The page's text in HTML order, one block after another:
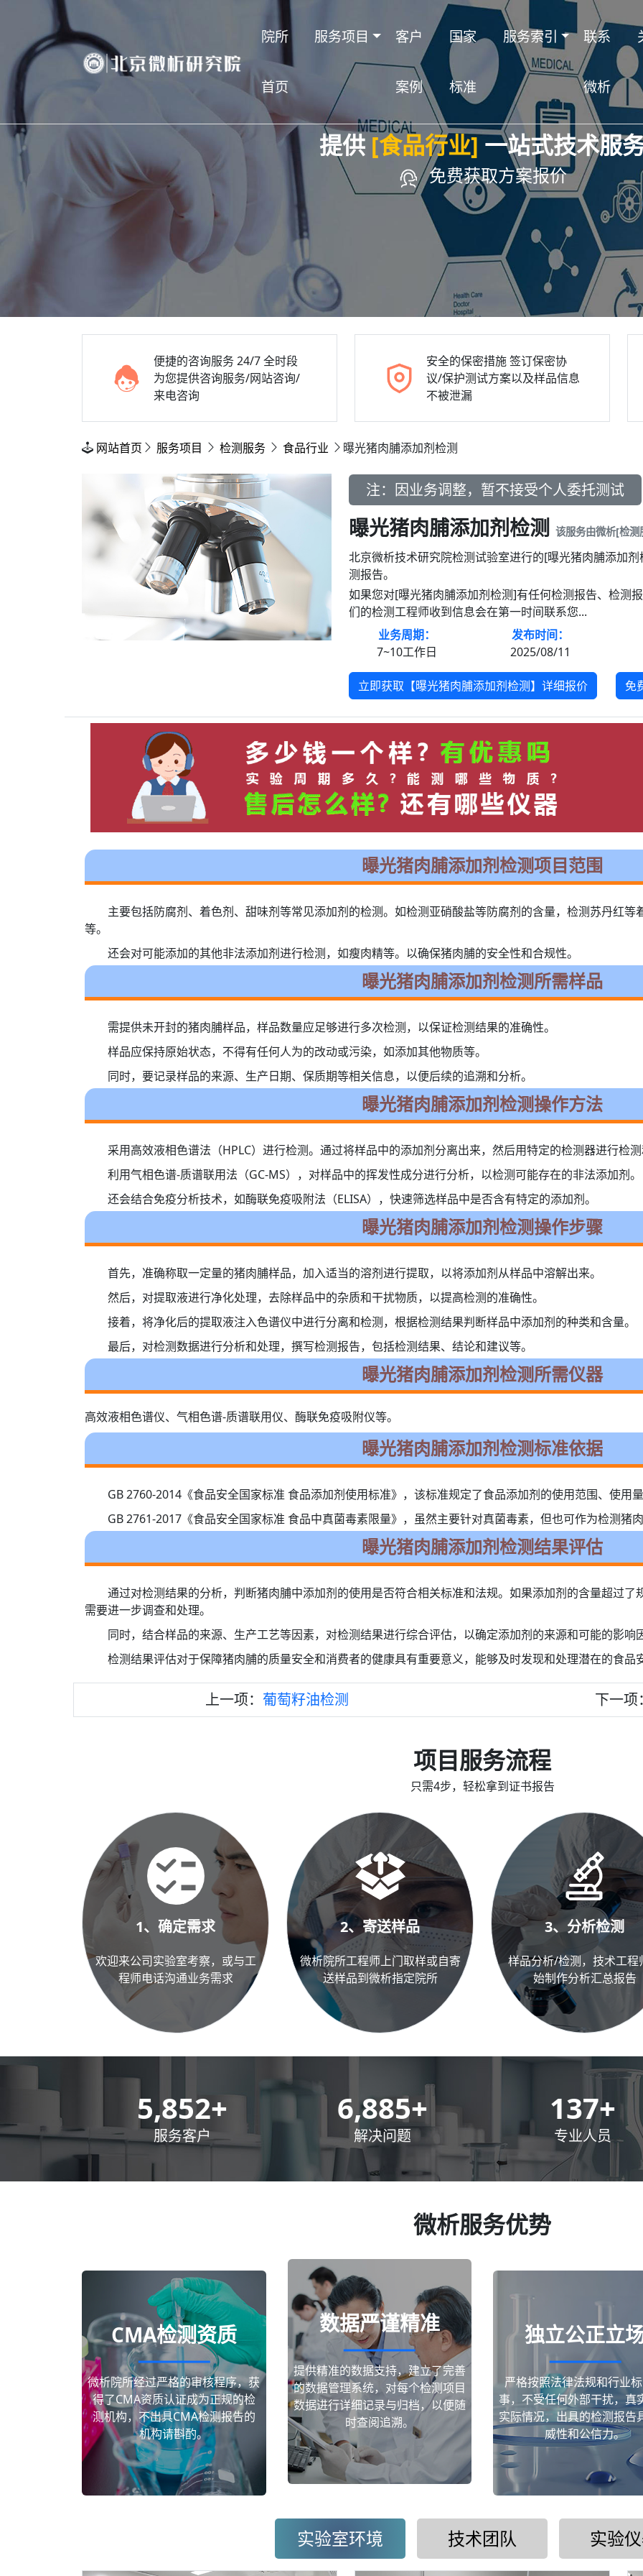
院所
首页
服务项目 客户
案例
国家
标准
服务索引 联系
微析
提供 [食品行业]一站式技术服
免费获取方案报价
便捷的咨询服务24/7 全时段
为您提供咨询服务/网站咨询/
来电咨询
安全的保密措施签订保密协
议/保护测试方案以及样品信息
不被泄漏
网站首页 服务项目 检测服务 食品行业 曝光猪肉脯添加剂检测
注：因业务调整，暂不接受个人委托测试
曝光猪肉脯添加剂检测 该服务由微析[检
北京微析技术研究院检测试验室进行的[曝光猪肉脯添加
测报告。
如果您对[曝光猪肉脯添加剂检测]有任何检测报告、检测
们的检测工程师收到信息会在第一时间联系您...
业务周期：
7~10工作日
发布时间：
2025/08/11
立即获取【曝光猪肉脯添加剂检测】详细报价 免
曝光猪肉脯添加剂检测项目范围
主要包括防腐剂、着色剂、甜味剂等常见添加剂的检测。如检测亚硝酸盐等防腐剂的含量，检测苏丹红
等。
还会对可能添加的其他非法添加剂进行检测，如瘦肉精等。以确保猪肉脯的安全性和合规性。
曝光猪肉脯添加剂检测所需样品
需提供未开封的猪肉脯样品，样品数量应足够进行多次检测，以保证检测结果的准确性。
样品应保持原始状态，不得有任何人为的改动或污染，如添加其他物质等。
同时，要记录样品的来源、生产日期、保质期等相关信息，以便后续的追溯和分析。
曝光猪肉脯添加剂检测操作方法
采用高效液相色谱法（HPLC）进行检测。通过将样品中的添加剂分离出来，然后用特定的检测器进行检
利用气相色谱-质谱联用法（GC-MS），对样品中的挥发性成分进行分析，以检测可能存在的非法添加剂。
还会结合免疫分析技术，如酶联免疫吸附法（ELISA），快速筛选样品中是否含有特定的添加剂。
曝光猪肉脯添加剂检测操作步骤
首先，准确称取一定量的猪肉脯样品，加入适当的溶剂进行提取，以将添加剂从样品中溶解出来。
然后，对提取液进行净化处理，去除样品中的杂质和干扰物质，以提高检测的准确性。
接着，将净化后的提取液注入色谱仪中进行分离和检测，根据检测结果判断样品中添加剂的种类和含量。
最后，对检测数据进行分析和处理，撰写检测报告，包括检测结果、结论和建议等。
曝光猪肉脯添加剂检测所需仪器
高效液相色谱仪、气相色谱-质谱联用仪、酶联免疫吸附仪等。
曝光猪肉脯添加剂检测标准依据
GB 2760-2014《食品安全国家标准 食品添加剂使用标准》，该标准规定了食品添加剂的使用范围、使用
GB 2761-2017《食品安全国家标准 食品中真菌毒素限量》，虽然主要针对真菌毒素，但也可作为检测猪
曝光猪肉脯添加剂检测结果评估
通过对检测结果的分析，判断猪肉脯中添加剂的使用是否符合相关标准和法规。如果添加剂的含量超过
需要进一步调查和处理。
同时，结合样品的来源、生产工艺等因素，对检测结果进行综合评估，以确定添加剂的来源和可能的影响
检测结果评估对于保障猪肉脯的质量安全和消费者的健康具有重要意义，能够及时发现和处理潜在的食品
上一项： 葡萄籽油检测 下一项
项目服务流程
只需4步，轻松拿到证书报告
1、确定需求
欢迎来公司实验室考察，或与工
程师电话沟通业务需求
2、寄送样品
微析院所工程师上门取样或自寄
送样品到微析指定院所
3、分析检测
样品分析/检测，技术工程
始制作分析汇总报告
8,500+
服务客户
10,000+
解决问题
200+
专业人员
微析服务优势
CMA检测资质
微析院所经过严格的审核程序，获
得了CMA资质认证成为正规的检
测机构，不出具CMA检测报告的
机构请斟酌。
数据严谨精准
提供精准的数据支持，建立了完善
的数据管理系统，对每个检测项目
数据进行详细记录与归档，以便随
时查阅追溯。
独立公正立
严格按照法律法规和行业
事，不受任何外部干扰，真
实际情况，出具的检测报告
威性和公信力。
实验室环境 技术团队 实验